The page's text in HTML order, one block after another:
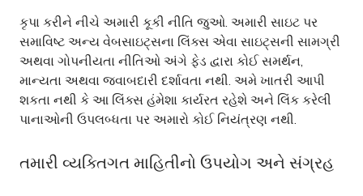
કૃપા કરીને નીચે અમારી કૂકી નીતિ જુઓ. અમારી સાઇટ પર
સમાવિષ્ટ અન્ય વેબસાઇટ્સના લિંક્સ એવા સાઇટ્સની સામગ્રી
અથવા ગોપનીયતા નીતિઓ અંગે ફેડ દ્વારા કોઈ સમર્થન,
માન્યતા અથવા જવાબદારી દર્શાવતા નથી. અમે ખાતરી આપી
શકતા નથી કે આ લિંક્સ હંમેશા કાર્યરત રહેશે અને લિંક કરેલી
પાનાઓની ઉપલબ્ધતા પર અમારો કોઈ નિયંત્રણ નથી.
તમારી વ્યક્તિગત માહિતીનો ઉપયોગ અને સંગ્રહ